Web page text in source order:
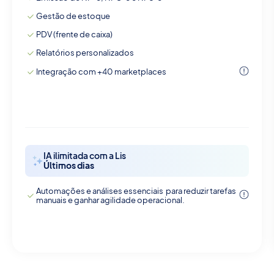
Gestão de estoque
PDV (frente de caixa)
Relatórios personalizados
Integração com +40 marketplaces
IA ilimitada com a Lis
Últimos dias
Automações e análises essenciais para reduzir tarefas
manuais e ganhar agilidade operacional.